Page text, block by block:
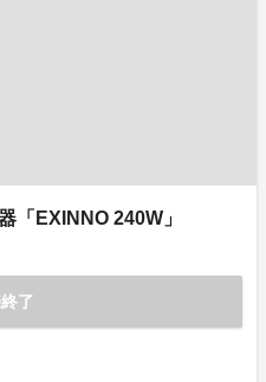
「EXINNO 240W」
了